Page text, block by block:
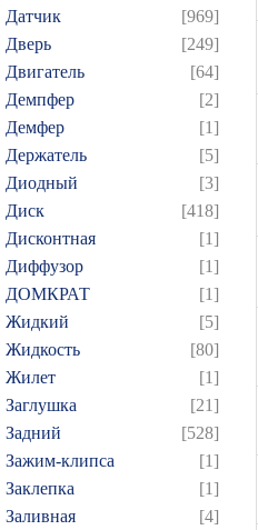
Датчик
[969]
Дверь
[249]
Двигатель
[64]
Демпфер
[2]
Демфер
[1]
Держатель
[5]
Диодный
[3]
Диск
[418]
Дисконтная
[1]
Диффузор
[1]
ДОМКРАТ
[1]
Жидкий
[5]
Жидкость
[80]
Жилет
[1]
Заглушка
[21]
Задний
[528]
Зажим-клипса
[1]
Заклепка
[1]
Заливная
[4]